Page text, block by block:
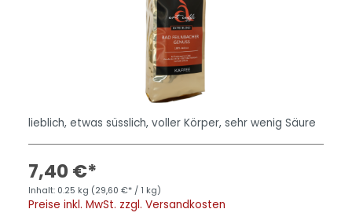
lieblich, etwas süsslich, voller Körper, sehr wenig Säure
7,40 €*
Inhalt: 0.25 kg (29,60 €* / 1 kg)
Preise inkl. MwSt. zzgl. Versandkosten